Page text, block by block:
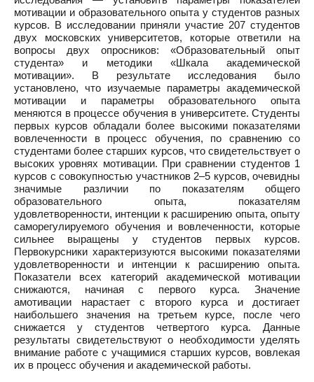
мотивации и образовательного опыта у студентов разных
курсов. В исследовании приняли участие 207 студентов
двух московских университетов, которые ответили на
вопросы двух опросников: «Образовательный опыт
студента» и методики «Шкала академической
мотивации». В результате исследования было
установлено, что изучаемые параметры академической
мотивации и параметры образовательного опыта
меняются в процессе обучения в университете. Студенты
первых курсов обладали более высокими показателями
вовлеченности в процесс обучения, по сравнению со
студентами более старших курсов, что свидетельствует о
высоких уровнях мотивации. При сравнении студентов 1
курсов с совокупностью участников 2–5 курсов, очевидны
значимые различии по показателям общего
образовательного опыта, показателям
удовлетворенности, интенции к расширению опыта, опыту
саморегулируемого обучения и вовлеченности, которые
сильнее выращены у студентов первых курсов.
Первокурсники характеризуются высокими показателями
удовлетворенности и интенции к расширению опыта.
Показатели всех категорий академической мотивации
снижаются, начиная с первого курса. Значение
амотивации нарастает с второго курса и достигает
наибольшего значения на третьем курсе, после чего
снижается у студентов четвертого курса. Данные
результаты свидетельствуют о необходимости уделять
внимание работе с учащимися старших курсов, вовлекая
их в процесс обучения и академической работы.